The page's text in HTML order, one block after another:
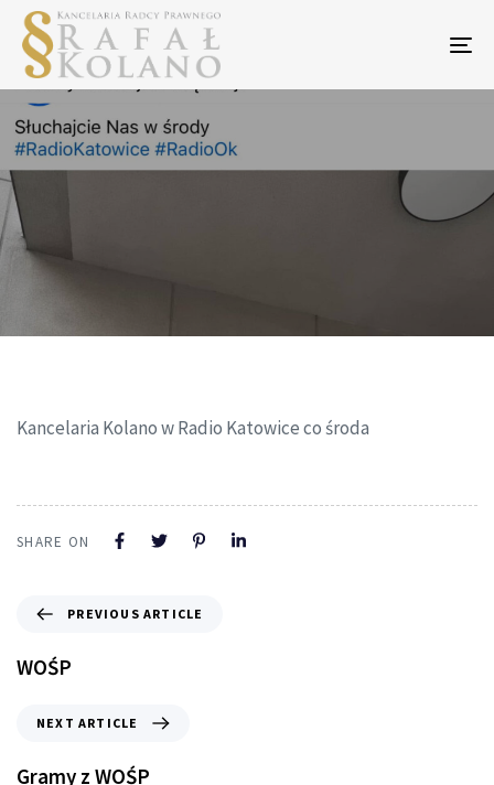
Kancelaria Kolano w Radio Katowice co środa
SHARE ON
PREVIOUS ARTICLE
WOŚP
NEXT ARTICLE
Gramy z WOŚP